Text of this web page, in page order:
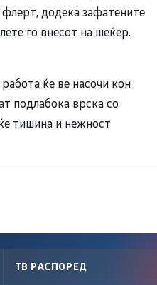
флерт, додека зафатените
го внесот на шеќер.
ќе ве насочи кон
подлабока врска со
тишина и нежност
ТВ РАСПОРЕД